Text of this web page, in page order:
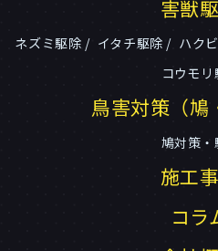
害獣
ネズミ駆除 イタチ駆除 ハク
コウモリ
鳥害対策（鳩
鳩対策・
施工
コラ